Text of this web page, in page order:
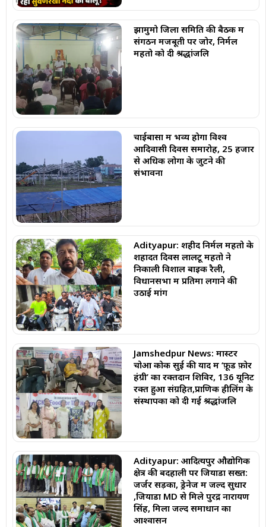
झामुमो जिला समिति की बैठक में
संगठन मजबूती पर जोर, निर्मल
महतो को दी श्रद्धांजलि
चाईबासा में भव्य होगा विश्व
आदिवासी दिवस समारोह, 25 हजार
से अधिक लोगों के जुटने की
संभावना
Adityapur: शहीद निर्मल महतो के
शहादत दिवस लालटू महतो ने
निकाली विशाल बाइक रैली,
विधानसभा में प्रतिमा लगाने की
उठाई मांग
Jamshedpur News: मास्टर
चोआ कोक सुई की याद में ‘फ़ूड फ़ोर
हंग्री’ का रक्तदान शिविर, 136 यूनिट
रक्त हुआ संग्रहित,प्राणिक हीलिंग के
संस्थापकों को दी गई श्रद्धांजलि
Adityapur: आदित्यपुर औद्योगिक
क्षेत्र की बदहाली पर जियाडा सख्त:
जर्जर सड़कों, ड्रेनेज में जल्द सुधार
,जियाडा MD से मिले पुरेंद्र नारायण
सिंह, मिला जल्द समाधान का
आश्वासन